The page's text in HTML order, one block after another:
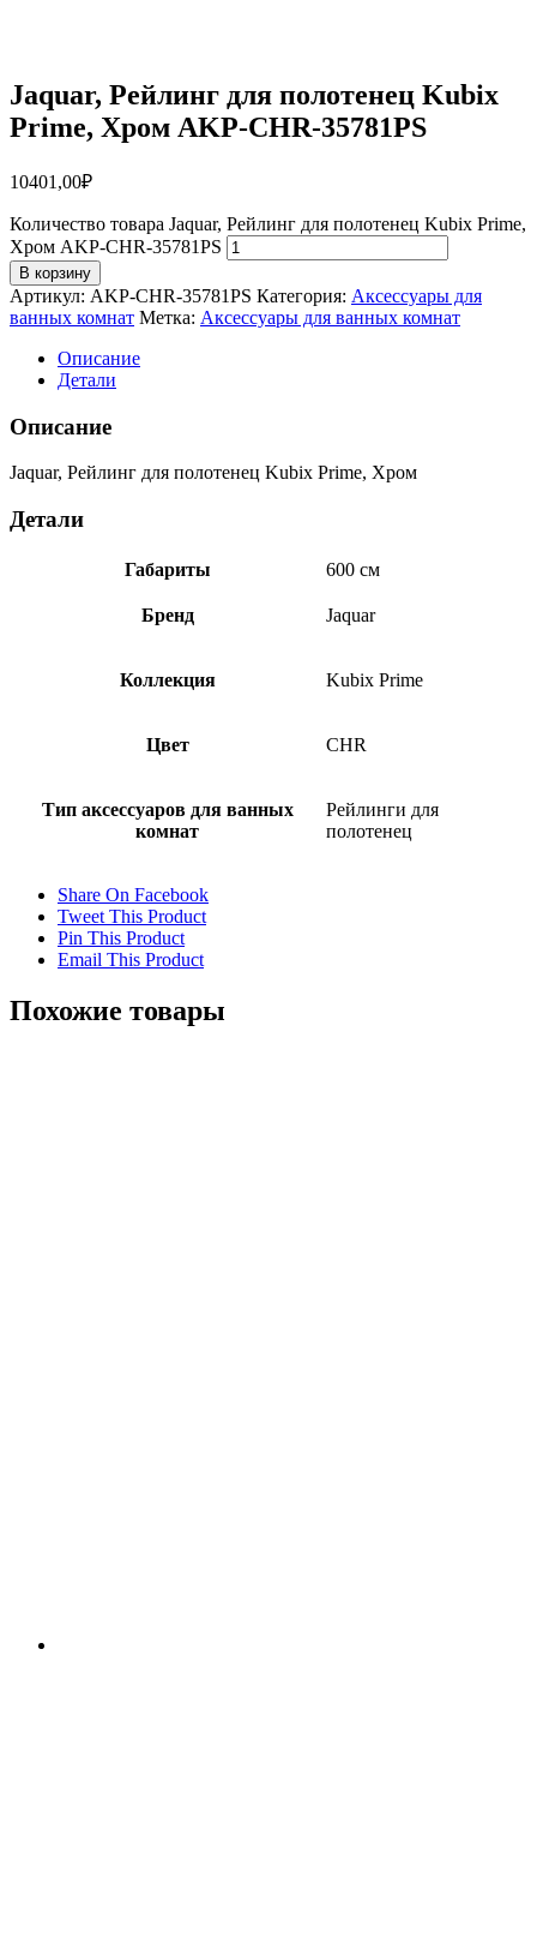
Jaquar, Рейлинг для полотенец Kubix
Prime, Хром AKP-CHR-35781PS
10401,00₽
Количество товара Jaquar, Рейлинг для полотенец Kubix Prime,
Хром AKP-CHR-35781PS
В корзину
Артикул: AKP-CHR-35781PS Категория: Аксессуары для
ванных комнат Метка: Аксессуары для ванных комнат
Описание
Детали
Описание
Jaquar, Рейлинг для полотенец Kubix Prime, Хром
Детали
Габариты 600 см
Бренд Jaquar
Коллекция Kubix Prime
Цвет CHR
Тип аксессуаров для ванных
комнат
Рейлинги для
полотенец
Share On Facebook
Tweet This Product
Pin This Product
Email This Product
Похожие товары